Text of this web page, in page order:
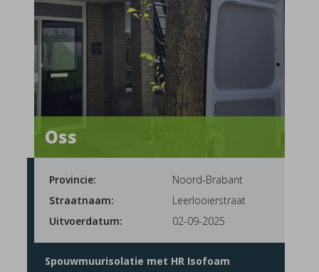
Oss
Provincie:
Noord-Brabant
Straatnaam:
Leerlooierstraat
Uitvoerdatum:
02-09-2025
Spouwmuurisolatie met HR Isofoam